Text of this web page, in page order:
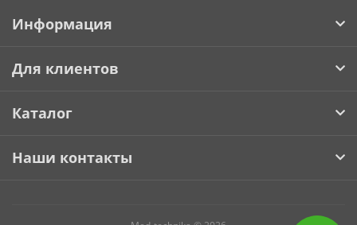
Информация
Для клиентов
Каталог
Наши контакты